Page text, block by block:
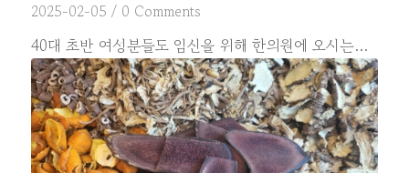
2025-02-05 / 0 Comments
40대 초반 여성분들도 임신을 위해 한의원에 오시는…